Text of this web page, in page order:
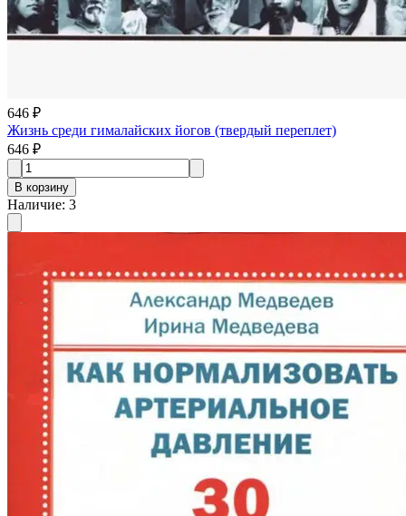
646 ₽
Жизнь среди гималайских йогов (твердый переплет)
646 ₽
В корзину
Наличие: 3